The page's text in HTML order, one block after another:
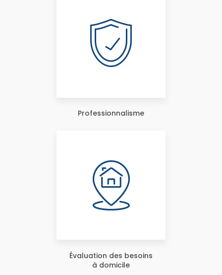
Professionnalisme
Évaluation des besoins
à domicile